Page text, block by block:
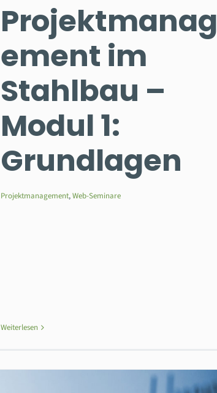
Projektmanag
ement im
Stahlbau –
Modul 1:
Grundlagen
Projektmanagement,Web-Seminare
Weiterlesen